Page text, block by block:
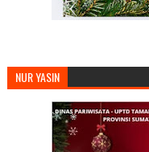
NUR YASIN